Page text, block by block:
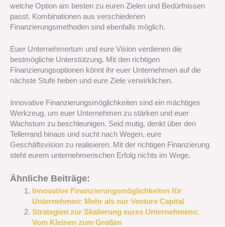
welche Option am besten zu euren Zielen und Bedürfnissen
passt. Kombinationen aus verschiedenen
Finanzierungsmethoden sind ebenfalls möglich.
Euer Unternehmertum und eure Vision verdienen die
bestmögliche Unterstützung. Mit den richtigen
Finanzierungsoptionen könnt ihr euer Unternehmen auf die
nächste Stufe heben und eure Ziele verwirklichen.
Innovative Finanzierungsmöglichkeiten sind ein mächtiges
Werkzeug, um euer Unternehmen zu stärken und euer
Wachstum zu beschleunigen. Seid mutig, denkt über den
Tellerrand hinaus und sucht nach Wegen, eure
Geschäftsvision zu realisieren. Mit der richtigen Finanzierung
steht eurem unternehmerischen Erfolg nichts im Wege.
Ähnliche Beiträge:
Innovative Finanzierungsmöglichkeiten für
Unternehmen: Mehr als nur Venture Capital
Strategien zur Skalierung eures Unternehmens:
Vom Kleinen zum Großen